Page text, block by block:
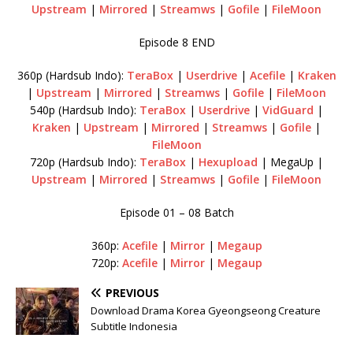
Upstream | Mirrored | Streamws | Gofile | FileMoon
Episode 8 END
360p (Hardsub Indo): TeraBox| Userdrive | Acefile | Kraken
| Upstream | Mirrored | Streamws | Gofile | FileMoon
540p (Hardsub Indo): TeraBox | Userdrive | VidGuard |
Kraken | Upstream | Mirrored | Streamws | Gofile |
FileMoon
720p (Hardsub Indo): TeraBox | Hexupload | MegaUp |
Upstream | Mirrored | Streamws | Gofile | FileMoon
Episode 01 – 08 Batch
360p: Acefile| Mirror| Megaup
720p: Acefile| Mirror| Megaup
PREVIOUS
Download Drama Korea Gyeongseong Creature
Subtitle Indonesia